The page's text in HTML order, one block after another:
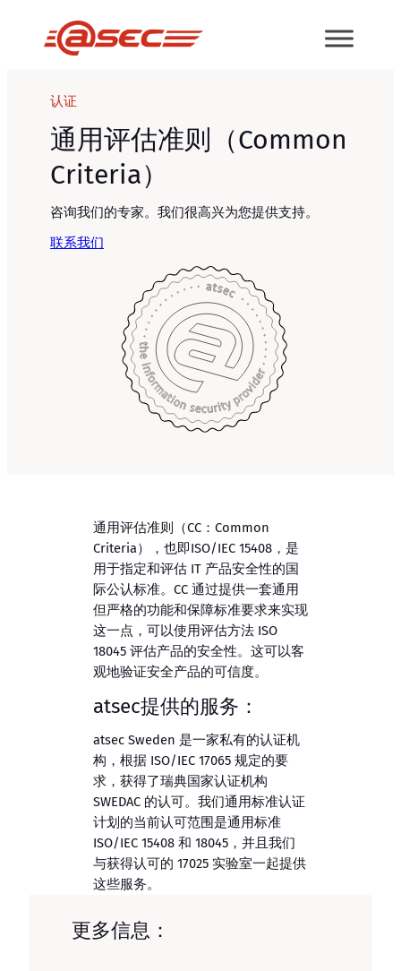
认证
通用评估准则（Common
Criteria）
咨询我们的专家。我们很高兴为您提供支持。
联系我们
通用评估准则（CC：Common
Criteria），也即ISO/IEC 15408，是
用于指定和评估 IT 产品安全性的国
际公认标准。CC 通过提供一套通用
但严格的功能和保障标准要求来实现
这一点，可以使用评估方法 ISO
18045 评估产品的安全性。这可以客
观地验证安全产品的可信度。
atsec提供的服务：
atsec Sweden 是一家私有的认证机
构，根据 ISO/IEC 17065 规定的要
求，获得了瑞典国家认证机构
SWEDAC 的认可。我们通用标准认证
计划的当前认可范围是通用标准
ISO/IEC 15408 和 18045，并且我们
与获得认可的 17025 实验室一起提供
这些服务。
更多信息：